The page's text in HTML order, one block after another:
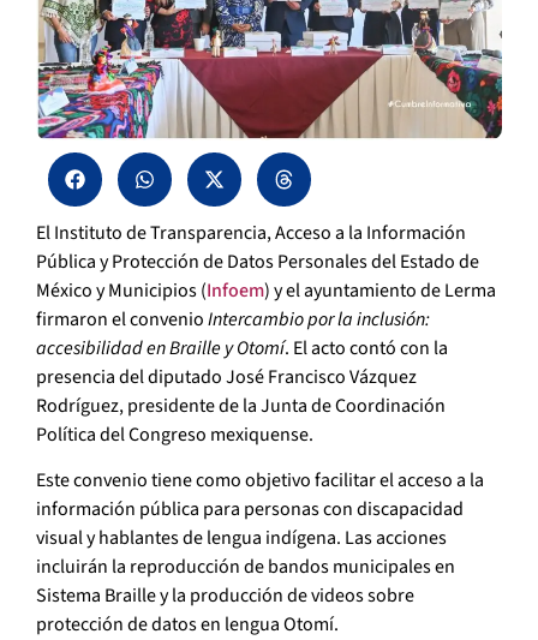
El Instituto de Transparencia, Acceso a la Información
Pública y Protección de Datos Personales del Estado de
México y Municipios (Infoem) y el ayuntamiento de Lerma
firmaron el convenioIntercambio por la inclusión:
accesibilidad en Braille y Otomí. El acto contó con la
presencia del diputado José Francisco Vázquez
Rodríguez, presidente de la Junta de Coordinación
Política del Congreso mexiquense.
Este convenio tiene como objetivo facilitar el acceso a la
información pública para personas con discapacidad
visual y hablantes de lengua indígena. Las acciones
incluirán la reproducción de bandos municipales en
Sistema Braille y la producción de videos sobre
protección de datos en lengua Otomí.